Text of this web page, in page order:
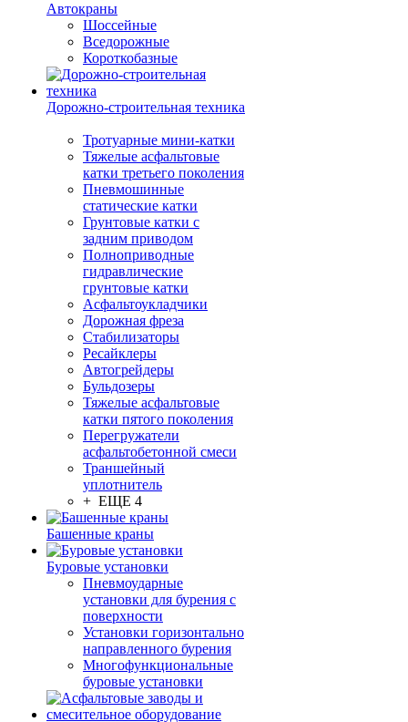
Автокраны
Шоссейные
Вседорожные
Короткобазные
Дорожно-строительная техника
Тротуарные мини-катки
Тяжелые асфальтовые
катки третьего поколения
Пневмошинные
статические катки
Грунтовые катки с
задним приводом
Полноприводные
гидравлические
грунтовые катки
Асфальтоукладчики
Дорожная фреза
Стабилизаторы
Ресайклеры
Автогрейдеры
Бульдозеры
Тяжелые асфальтовые
катки пятого поколения
Перегружатели
асфальтобетонной смеси
Траншейный
уплотнитель
+ ЕЩЕ 4
Башенные краны
Буровые установки
Пневмоударные
установки для бурения с
поверхности
Установки горизонтально
направленного бурения
Многофункциональные
буровые установки